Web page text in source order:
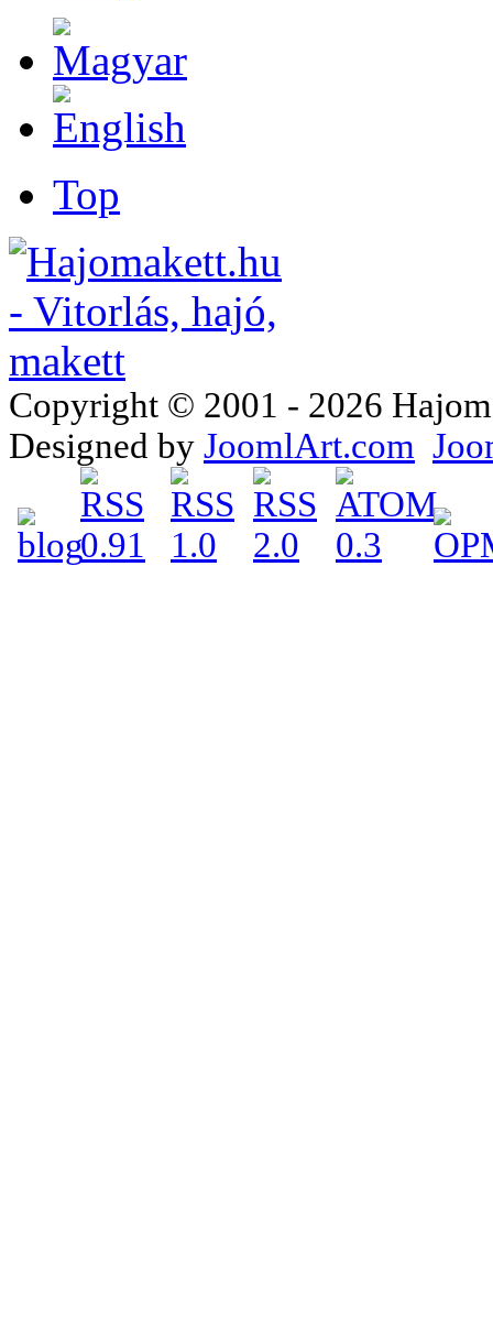
Top
Copyright © 2001 - 2026
Designed by JoomlArt.com